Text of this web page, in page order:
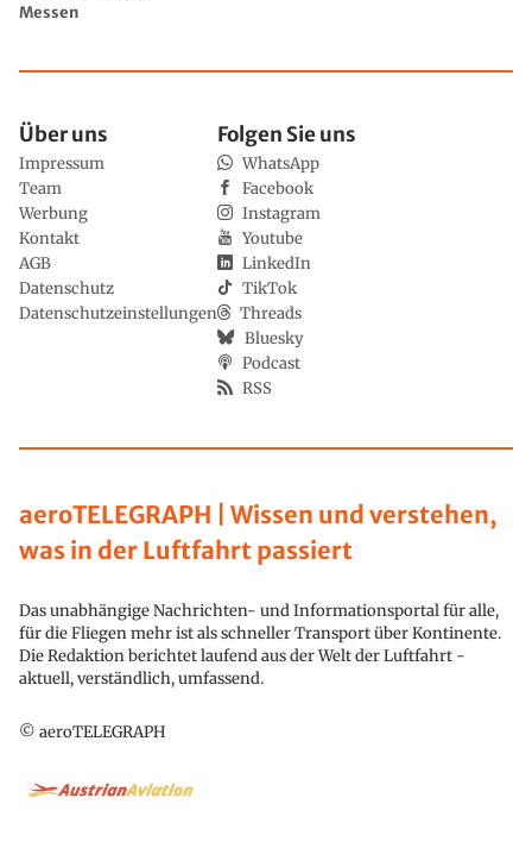
Messen
aeroTELEGRAPH | Wissen und verstehen,
was in der Luftfahrt passiert
Das unabhängige Nachrichten- und Informationsportal für alle,
für die Fliegen mehr ist als schneller Transport über Kontinente.
Die Redaktion berichtet laufend aus der Welt der Luftfahrt -
aktuell, verständlich, umfassend.
© aeroTELEGRAPH
Über uns
Impressum
Team
Werbung
Kontakt
AGB
Datenschutz
Datenschutzeinstellungen
Folgen Sie uns
WhatsApp
Facebook
Instagram
Youtube
LinkedIn
TikTok
Threads
Bluesky
Podcast
RSS